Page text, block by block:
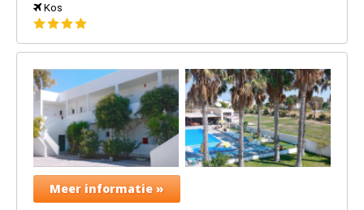
Kos
4
Meer informatie »